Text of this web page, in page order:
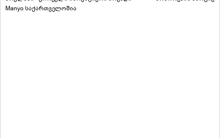
Manyo საქართველოშია